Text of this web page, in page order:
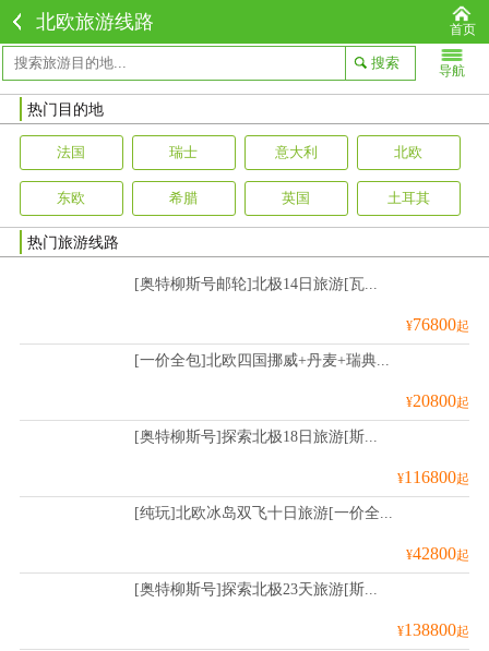
北欧旅游线路 首页
导航
热门目的地
法国 瑞士 意大利 北欧
东欧 希腊 英国 土耳其
热门旅游线路
[奥特柳斯号邮轮]北极14日旅游[瓦...
¥76800起
[一价全包]北欧四国挪威+丹麦+瑞典...
¥20800起
[奥特柳斯号]探索北极18日旅游[斯...
¥116800起
[纯玩]北欧冰岛双飞十日旅游[一价全...
¥42800起
[奥特柳斯号]探索北极23天旅游[斯...
¥138800起